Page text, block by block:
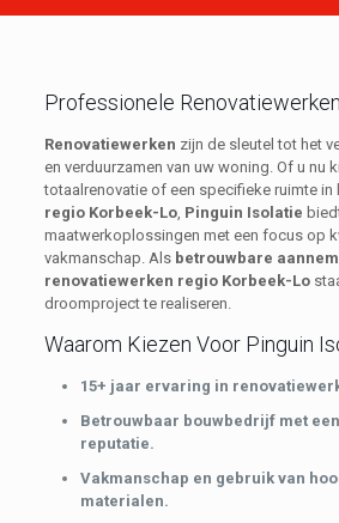
Professionele
Renovatiewerken zijn de sleutel tot het
en verduurzamen van uw woning. Of u nu
totaalrenovatie of een specifieke ruimte in
regio Korbeek-Lo, Pinguin Isolatie
maatwerkoplossingen met een focus op
vakmanschap. Als betrouwbare
renovatiewerken regio Korbeek-Lo
droomproject te realiseren.
Waarom Kiezen Voor Pinguin
15+ jaar ervaring in
Betrouwbaar bouwbedrijf met
reputatie.
Vakmanschap en gebruik van
materialen.